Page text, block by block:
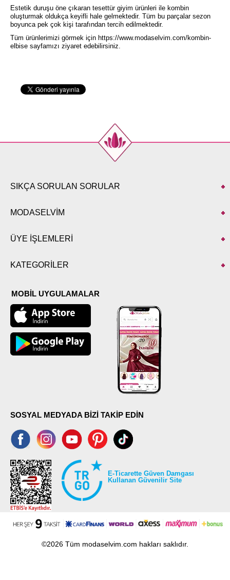
Estetik duruşu öne çıkaran tesettür giyim ürünleri ile kombin
oluşturmak oldukça keyifli hale gelmektedir. Tüm bu parçalar sezon
boyunca pek çok kişi tarafından tercih edilmektedir.
Tüm ürünlerimizi görmek için https://www.modaselvim.com/kombin-
elbise sayfamızı ziyaret edebilirsiniz.
SIKÇA SORULAN SORULAR
MODASELVİM
ÜYE İŞLEMLERİ
KATEGORİLER
MOBİL UYGULAMALAR
SOSYAL MEDYADA BİZİ TAKİP EDİN
E-Ticarette Güven Damgası
Kullanan Güvenilir Site
©2026 Tüm modaselvim.com hakları saklıdır.